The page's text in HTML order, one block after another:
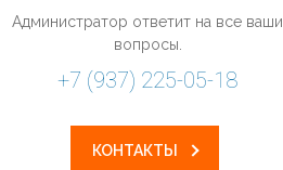
Администратор ответит на все ваши
вопросы.
+7 (937) 225-05-18
КОНТАКТЫ